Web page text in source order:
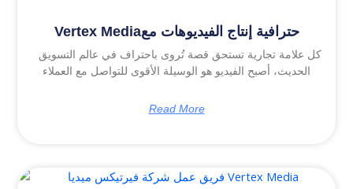
Vertex Mediaحترافية إنتاج الفيديوهات مع
الحديث، أصبح الفيديو هو الوسيلة الأقوى للتواصل مع العملاء
Read More